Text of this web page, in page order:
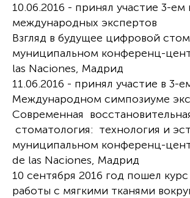
10.06.2016 - принял участие 3-ем
международных экспертов
Взгляд в будущее цифровой
муниципальном конференц-
las Naciones, Мадрид
11.06.2016 - принял участие в 3-
Международном симпозиуме
Современная
стоматология: технология и
муниципальном конференц-
de las Naciones, Мадрид
10 сентября 2016 год пошел
работы с мягкими тканями